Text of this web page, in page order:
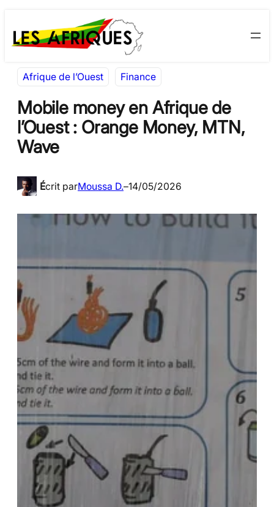
au
contenu
to
content
Afrique de l’Ouest Finance
Mobile money en Afrique de
l’Ouest : Orange Money, MTN,
Wave
Écrit parMoussa D.–14/05/2026